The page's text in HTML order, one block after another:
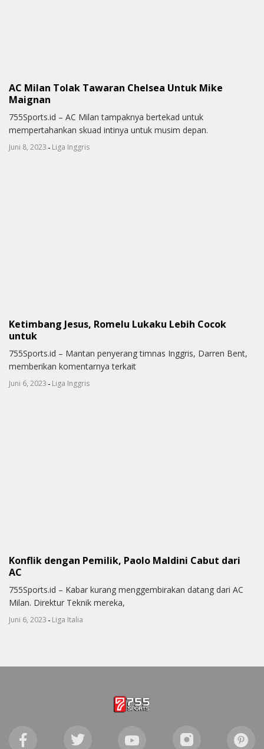
AC Milan Tolak Tawaran Chelsea Untuk Mike
Maignan
755Sports.id – AC Milan tampaknya bertekad untuk
mempertahankan skuad intinya untuk musim depan.
Juni 8, 2023 - Liga Inggris
Ketimbang Jesus, Romelu Lukaku Lebih Cocok
untuk
755Sports.id – Mantan penyerang timnas Inggris, Darren Bent,
memberikan komentarnya terkait
Juni 6, 2023 - Liga Inggris
Konflik dengan Pemilik, Paolo Maldini Cabut dari
AC
755Sports.id – Kabar kurang menggembirakan datang dari AC
Milan. Direktur Teknik mereka,
Juni 6, 2023 - Liga Italia